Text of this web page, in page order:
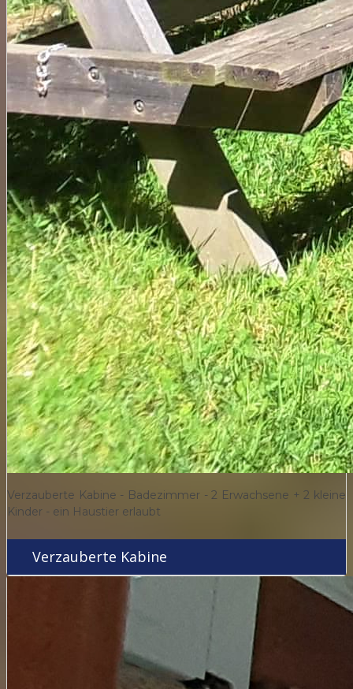
Verzauberte Kabine - Badezimmer - 2 Erwachsene + 2 kleine
Kinder - ein Haustier erlaubt
Verzauberte Kabine